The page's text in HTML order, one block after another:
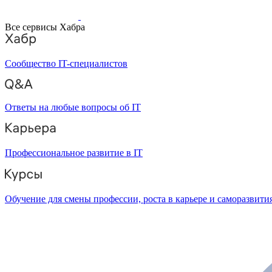
Все сервисы Хабра
Сообщество IT-специалистов
Ответы на любые вопросы об IT
Профессиональное развитие в IT
Обучение для смены профессии, роста в карьере и